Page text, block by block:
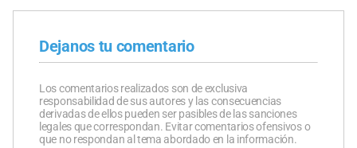
Dejanos tu comentario
Los comentarios realizados son de exclusiva
responsabilidad de sus autores y las consecuencias
derivadas de ellos pueden ser pasibles de las sanciones
legales que correspondan. Evitar comentarios ofensivos o
que no respondan al tema abordado en la información.